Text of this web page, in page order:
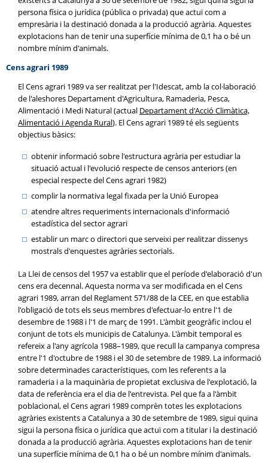
persona física o jurídica (pública o privada) que actuï com a
empresària i la destinació donada a la producció agrària. Aquestes
explotacions han de tenir una superfície mínima de 0,1 ha o bé un
nombre mínim d'animals.
Cens agrari 1989
El Cens agrari 1989 va ser realitzat per l'Idescat, amb la col·laboració
de l'aleshores Departament d'Agricultura, Ramaderia, Pesca,
Alimentació i Medi Natural (actual Departament d'Acció Climàtica,
Alimentació i Agenda Rural). El Cens agrari 1989 té els següents
objectius bàsics:
obtenir informació sobre l'estructura agrària per estudiar la
situació actual i l'evolució respecte de censos anteriors (en
especial respecte del Cens agrari 1982)
complir la normativa legal fixada per la Unió Europea
atendre altres requeriments internacionals d'informació
estadística del sector agrari
establir un marc o directori que serveixi per realitzar dissenys
mostrals d'enquestes agràries sectorials.
La Llei de censos del 1957 va establir que el període d'elaboració d'un
cens era decennal. Aquesta norma va ser modificada en el Cens
agrari 1989, arran del Reglament 571/88 de la CEE, en que establia
l'obligació de tots els seus membres d'efectuar-lo entre l'1 de
desembre de 1988 i l'1 de març de 1991. L'àmbit geogràfic inclou el
conjunt de tots els municipis de Catalunya. L'àmbit temporal es
refereix a l'any agrícola 1988–1989, que recull la campanya compresa
entre l'1 d'octubre de 1988 i el 30 de setembre de 1989. La informació
sobre determinades característiques, com les referents a la
ramaderia i a la maquinària de propietat exclusiva de l'explotació, la
data de referència era el dia de l'entrevista. Pel que fa a l'àmbit
poblacional, el Cens agrari 1989 comprèn totes les explotacions
agràries existents a Catalunya a 30 de setembre de 1989, sigui quina
sigui la persona física o jurídica que actuï com a titular i la destinació
donada a la producció agrària. Aquestes explotacions han de tenir
una superfície mínima de 0,1 ha o bé un nombre mínim d'animals.